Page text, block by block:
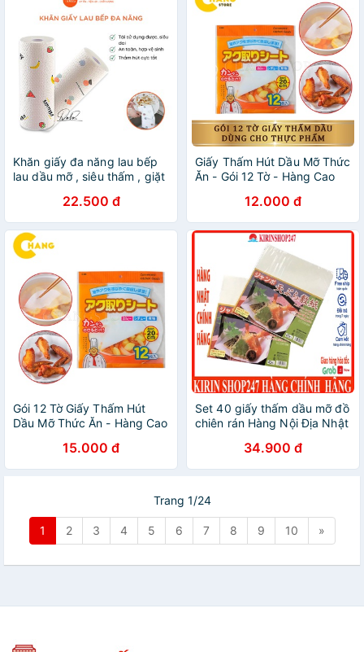
Khăn giấy đa năng lau bếp
lau dầu mỡ , siêu thấm , giặt
22.500 đ
Giấy Thấm Hút Dầu Mỡ Thức
Ăn - Gói 12 Tờ - Hàng Cao
12.000 đ
Gói 12 Tờ Giấy Thấm Hút
Dầu Mỡ Thức Ăn - Hàng Cao
15.000 đ
Set 40 giấy thấm dầu mỡ đồ
chiên rán Hàng Nội Địa Nhật
34.900 đ
Trang 1/24
1 2 3 4 5 6 7 8 9 10 »